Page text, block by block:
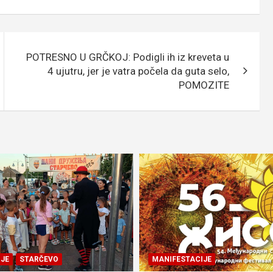
POTRESNO U GRČKOJ: Podigli ih iz kreveta u
4 ujutru, jer je vatra počela da guta selo,
POMOZITE
STARČEVO MANIFESTACIJE